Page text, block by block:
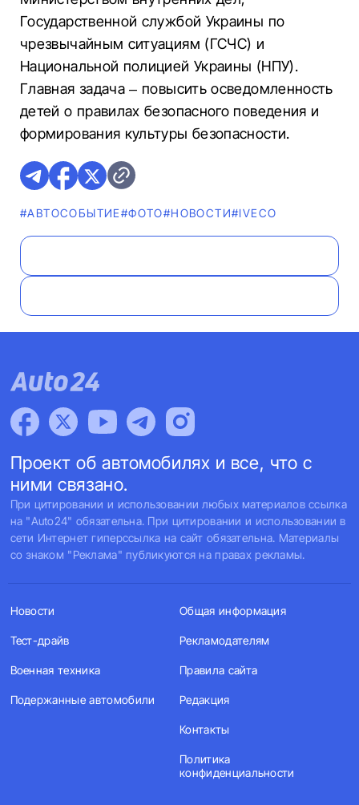
Государственной службой Украины по
чрезвычайным ситуациям (ГСЧС) и
Национальной полицией Украины (НПУ).
Главная задача – повысить осведомленность
детей о правилах безопасного поведения и
формирования культуры безопасности.
#АВТОСОБЫТИЕ#ФОТО#НОВОСТИ#IVECO
Проект об автомобилях и все, что с
ними связано.
При цитировании и использовании любых материалов ссылка
на "Auto24" обязательна. При цитировании и использовании в
сети Интернет гиперссылка на сайт обязательна. Материалы
со знаком "Реклама" публикуются на правах рекламы.
Новости
Тест-драйв
Военная техника
Подержанные автомобили
Общая информация
Рекламодателям
Правила сайта
Редакция
Контакты
Политика
конфиденциальности